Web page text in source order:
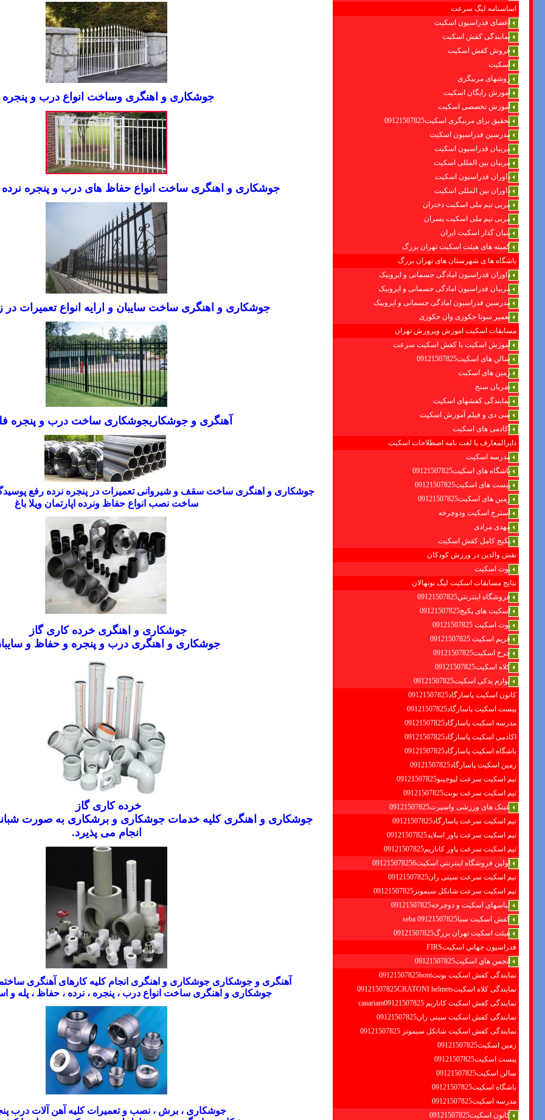
اساسنامه لیگ سرعت
اعضای فدراسیون اسکیت
نمایندگی کفش اسکیت
فروش کفش اسکیت
اسکیت
روشهای مربیگری
اموزش رایگان اسکیت
آموزش تخصصی اسکیت
تحقیق برای مربیگری اسکیت09121507825
مدرسین فدراسیون اسکیت
مربیان فدراسیون اسکیت
مربیان بین المللی اسکیت
داوران فدراسیون اسکیت
داوران بین المللی اسکیت
مربی تیم ملی اسکیت دختران
مربی تیم ملی اسکیت پسران
بنیان گذار اسکیت ایران
کمیته های هیئت اسکیت تهران بزرگ
باشگاه ها ی شهرستان های تهران بزرگ
داوران فدراسیون امادگی جسمانی و ایروبیک
مربیان فدراسیون امادگی جسمانی و ایروبیک
مدرسین فدراسیون امادگی جسمانی و ایروبیک
تعمیر سونا جکوزی وان جکوزی
مسابقات اسکیت اموزش وپرورش تهران
آموزش اسکیت با کفش اسکیت سرعت
سالن های اسکیت09121507825
زمین های اسکیت
ضربان سنج
نمایندگی کفشهای اسکیت
سی دی و فیلم آموزش اسکیت
آکادمی های اسکیت
دایرالمعارف یا لغت نامه اصطلاحات اسکیت
مدرسه اسکیت
باشگاه های اسکیت09121507825
پیست های اسکیت09121507825
زمین های اسکیت09121507825
استرج اسکیت ودوچرخه
مهدی مرادی
پکیج کامل کفش اسکیت
نقش والدین در ورزش کودکان
بوت اسکیت
نتایج مسابقات اسکیت لیگ نونهالان
فروشگاه اينترنتي09121507825
اسکیت های پکیج09121507825
بوت اسکیت 09121507825
فریم اسکیت 09121507825
چرخ اسکیت09121507825
کلاه اسکیت09121507825
لوازم یدکی اسکیت09121507825
کانون اسکیت پاسارگاد09121507825
پیست اسکیت پاسارگاد09121507825
مدرسه اسکیت پاسارگاد09121507825
اکادمی اسکیت پاسارگاد09121507825
باشگاه اسکیت پاسارگاد09121507825
زمین اسکیت پاسارگاد09121507825
تیم اسکیت سرعت لیوجینو09121507825
تیم اسکیت سرعت بونت09121507825
عینک های ورزشی واسپرت09121507825
تیم اسکیت سرعت پاسارگاد09121507825
تیم اسکیت سرعت پاور اسلاید09121507825
تیم اسکیت سرعت پاور کاناریم09121507825
اولين فروشگاه اينترنتي اسكيت091215078256
تیم اسکیت سرعت سیتی ران09121507825
تیم اسکیت سرعت شانکل سیمونز09121507825
لباسهای اسکیت و دوچرخه09121507825
کفش اسکیت سبا09121507825 seba
هیئت اسکیت تهران بزرگ09121507825
فدراسيون جهاني اسكيتFIRS
انجمن هاي اسكيت09121507825
نمایندگی کفش اسکیت بونت09121507825bont
نمایندگی کلاه اسکیت09121507825CRATONI helmets
نمایندگی کفش اسکیت كاناريم canariam09121507825
نمایندگی کفش اسکیت سیتی ران09121507825
نمایندگی کفش اسکیت شانكل سيمونز 09121507825
زمین اسکیت09121507825
پیست اسکیت09121507825
سالن اسکیت09121507825
باشگاه اسکیت09121507825
مدرسه اسکیت09121507825
کانون اسکیت09121507825
جوشکاری و اهنگری وساخت انواع درب و پنجره
جوشکاری و اهنگری ساخت انواع حفاظ های درب و پنجره نرده
جوشکاری و اهنگری ساخت سایبان و ارایه انواع تعمیرات در
آهنگری و جوشکاریجوشکاری ساخت درب و پنجره
جوشکاری و اهنگری ساخت سقف و شیروانی تعمیرات در پنجره نرده رفع
ساخت نصب انواع حفاظ ونرده اپارتمان ویلا باغ
جوشکاری و اهنگری خرده کاری گاز
جوشکاری و اهنگری درب و پنجره و حفاظ و
خرده کاری گاز
جوشکاری و اهنگری کلیه خدمات جوشکاری و برشکاری به صورت
انجام می پذیرد.
آهنگری و جوشکاریجوشکاری و اهنگری انجام کلیه کارهای آهنگری
جوشکاری و اهنگری ساخت انواع درب ، پنجره ، نرده ، حفاظ ، پله و
جوشکاری ، برش ، نصب و تعمیرات کلیه آهن آلات درب